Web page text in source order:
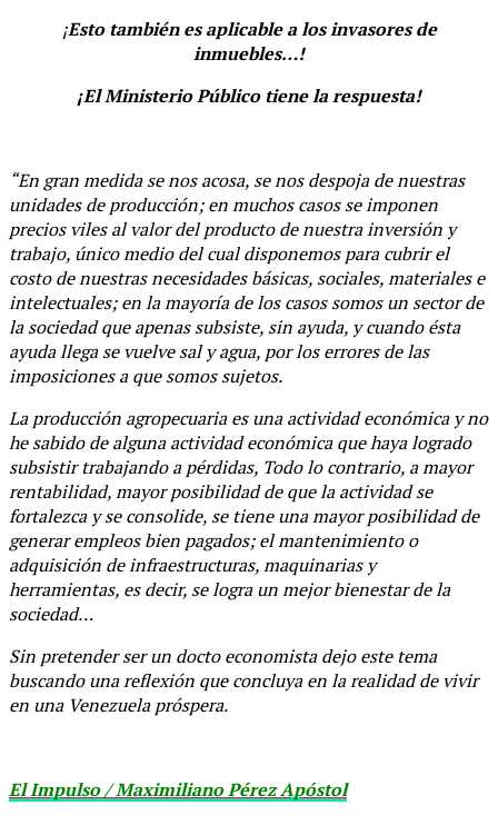
¡Esto también es aplicable a los invasores de
inmuebles…!
¡El Ministerio Público tiene la respuesta!
“En gran medida se nos acosa, se nos despoja de nuestras
unidades de producción; en muchos casos se imponen
precios viles al valor del producto de nuestra inversión y
trabajo, único medio del cual disponemos para cubrir el
costo de nuestras necesidades básicas, sociales, materiales e
intelectuales; en la mayoría de los casos somos un sector de
la sociedad que apenas subsiste, sin ayuda, y cuando ésta
ayuda llega se vuelve sal y agua, por los errores de las
imposiciones a que somos sujetos.
La producción agropecuaria es una actividad económica y no
he sabido de alguna actividad económica que haya logrado
subsistir trabajando a pérdidas, Todo lo contrario, a mayor
rentabilidad, mayor posibilidad de que la actividad se
fortalezca y se consolide, se tiene una mayor posibilidad de
generar empleos bien pagados; el mantenimiento o
adquisición de infraestructuras, maquinarias y
herramientas, es decir, se logra un mejor bienestar de la
sociedad…
Sin pretender ser un docto economista dejo este tema
buscando una reflexión que concluya en la realidad de vivir
en una Venezuela próspera.
El Impulso / Maximiliano Pérez Apóstol